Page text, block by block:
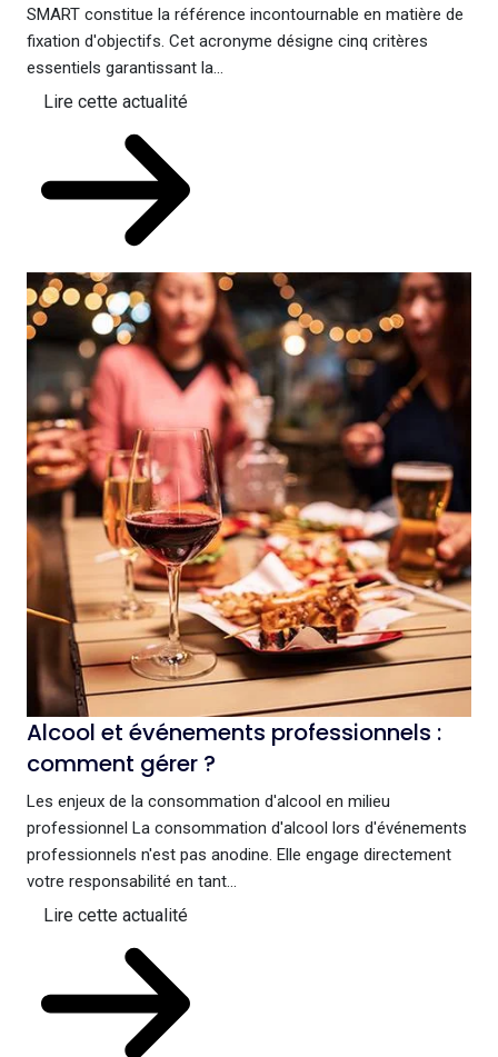
SMART constitue la référence incontournable en matière de
fixation d'objectifs. Cet acronyme désigne cinq critères
essentiels garantissant la...
Lire cette actualité
Alcool et événements professionnels :
comment gérer ?
Les enjeux de la consommation d'alcool en milieu
professionnel La consommation d'alcool lors d'événements
professionnels n'est pas anodine. Elle engage directement
votre responsabilité en tant...
Lire cette actualité